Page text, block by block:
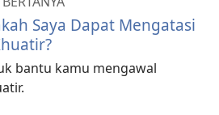
Saya Dapat Mengatasi
bantu kamu mengawal